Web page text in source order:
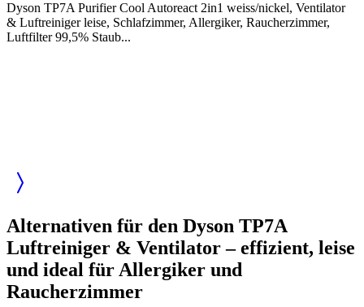
Dyson TP7A Purifier Cool Autoreact 2in1 weiss/nickel, Ventilator
& Luftreiniger leise, Schlafzimmer, Allergiker, Raucherzimmer,
Luftfilter 99,5% Staub...
Alternativen für den Dyson TP7A
Luftreiniger & Ventilator – effizient, leise
und ideal für Allergiker und
Raucherzimmer